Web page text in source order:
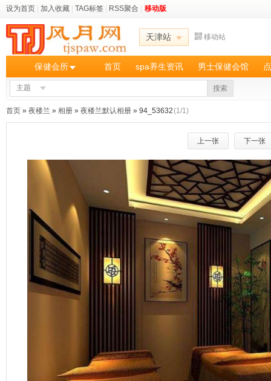
设为首页 加入收藏 TAG标签 RSS聚合 移动版
天津站 移动站
保健会所 首页 spa养生资讯 男士保健会馆
主题 搜索
首页 » 夜楼兰 » 相册 » 夜楼兰默认相册 » 94_53632(1/1)
上一张 下一张